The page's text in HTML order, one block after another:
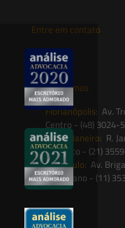
Entre em contato
Onde estamos
Florianópolis: Av.
Centro - (48) 3024-
Rio de Janeiro: R.
Botânico - (21)
São Paulo: Av.
Paulistano - (11)
Siga-nos